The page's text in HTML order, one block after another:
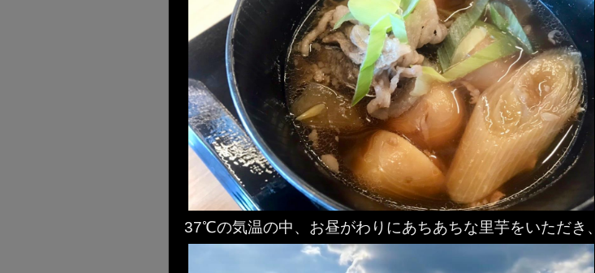
37℃の気温の中、お昼がわりにあちあちな里芋をいただき、